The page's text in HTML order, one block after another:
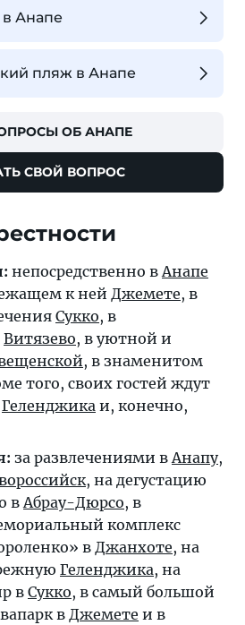
в Анапе
пляж в Анапе
ОБ АНАПЕ
СВОЙ ВОПРОС
непосредственно вАнапе
к ней Джемете, в
Сукко, в
Витязево, в уютной и
, в знаменитом
того, своих гостей ждут
Геленджика и, конечно,
за развлечениями вАнапу,
, на дегустацию
вАбрау-Дюрсо, в
комплекс
в Джанхоте, на
Геленджика, на
в Сукко, в самый большой
в Джемете и в